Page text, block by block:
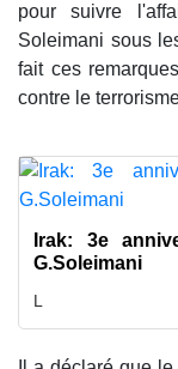
pour suivre
Soleimani sous
fait ces
contre le
Irak: 3e
G.Soleimani
L